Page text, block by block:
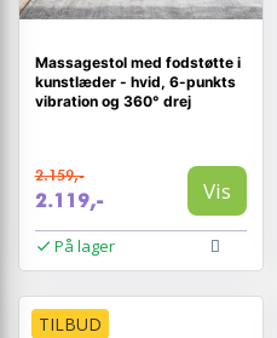
Massagestol med fodstøtte i
kunstlæder - hvid, 6-punkts
vibration og 360° drej
2.159,-
2.119,- Vis
På lager
TILBUD